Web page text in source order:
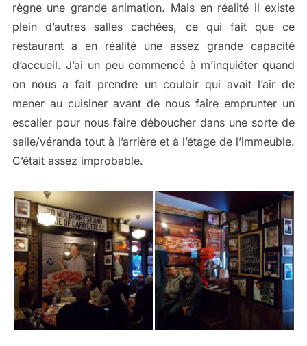
règne une grande animation. Mais en réalité il existe
plein d’autres salles cachées, ce qui fait que ce
restaurant a en réalité une assez grande capacité
d’accueil. J’ai un peu commencé à m’inquiéter quand
on nous a fait prendre un couloir qui avait l’air de
mener au cuisiner avant de nous faire emprunter un
escalier pour nous faire déboucher dans une sorte de
salle/véranda tout à l’arrière et à l’étage de l’immeuble.
C’était assez improbable.